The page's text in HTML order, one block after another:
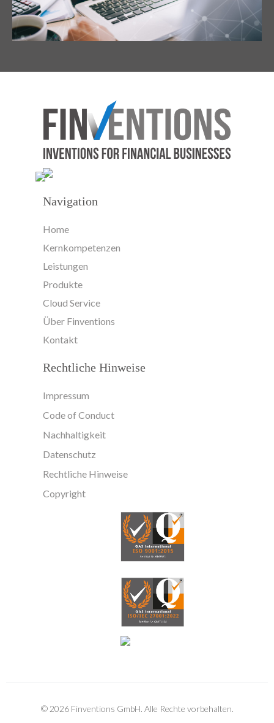
Navigation
Home
Kernkompetenzen
Leistungen
Produkte
Cloud Service
Über Finventions
Kontakt
Rechtliche Hinweise
Impressum
Code of Conduct
Nachhaltigkeit
Datenschutz
Rechtliche Hinweise
Copyright
© 2026Finventions GmbH. Alle Rechte vorbehalten.